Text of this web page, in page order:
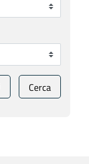
Cerca